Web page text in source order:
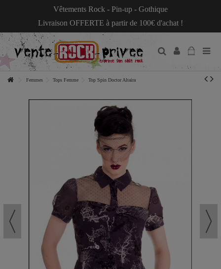
Vêtements Rock - Pin-up - Gothique
Livraison OFFERTE à partir de 100€ d'achat !
Femmes Tops Femme Top Spin Doctor Altaira